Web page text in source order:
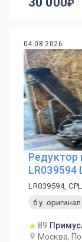
04.08.2026
Редуктор
LR039594
LR039594,
б.у. оригинал
89
Москва,